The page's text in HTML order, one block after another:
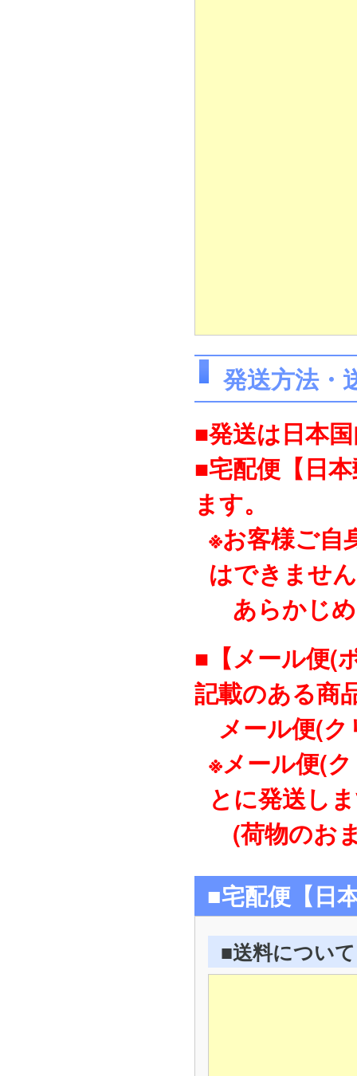
発送方法・
■発送は日本
■宅配便【日
ます。
※お客様ご自
はできませ
あらかじ
■【メール便(
記載のある商
メール便(ク
※メール便(
とに発送し
(荷物のお
■宅配便【日
■送料について